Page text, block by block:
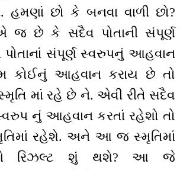
હમણાં છો કે બનવા વાળી છો?
જ છે કે સદૈવ પોતાની સંપૂર્ણ
પોતાનાં સંપૂર્ણ સ્વરુપનું આહવાન
કોઈનું આહવાન કરાય છે તો
માં રહે છે ને. એવી રીતે સદૈવ
નું આહવાન કરતાં રહેશો તો
રહેશે. અને આ જ સ્મૃતિમાં
રિઝલ્ટ શું થશે? આ જે